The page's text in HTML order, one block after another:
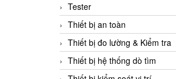
Tester
Thiết bị an toàn
Thiết bị đo lường & Kiểm tra
Thiết bị hệ thống dò tìm